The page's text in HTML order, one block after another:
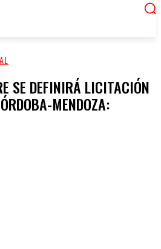
SE DEFINIRÁ LICITACIÓN
MENDOZA: